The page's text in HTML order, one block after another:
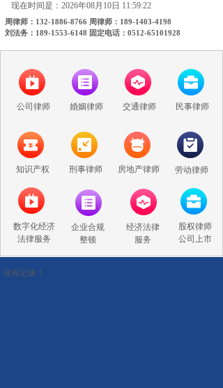
现在时间是：2026年08月10日 11:59:22
周律师：132-1886-8766 周律师：189-1403-4198
刘法务：189-1553-6148 固定电话：0512-65101928
股权律师
公司上市
数字化经济
法律服务
经济法律
服务
企业合规
整顿
公司律师 婚姻律师 交通律师 民事律师
知识产权 刑事律师 房地产律师 劳动律师
没有记录！